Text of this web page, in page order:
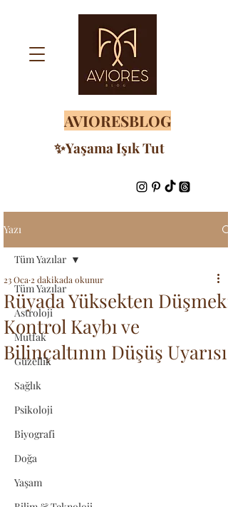
AVIORESBLOG
✨Yaşama Işık Tut
Yazı
Tüm Yazılar
Astroloji
Mutfak
Güzellik
Sağlık
Psikoloji
Biyografi
Doğa
Yaşam
Tüm Yazılar
Rüyada Yüksekten Düşmek:
Kontrol Kaybı ve
Bilinçaltının Düşüş Uyarısı
23 Oca 2 dakikada okunur